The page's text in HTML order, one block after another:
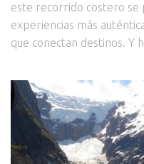
este recorrido costero se
experiencias más
que conectan destinos. Y